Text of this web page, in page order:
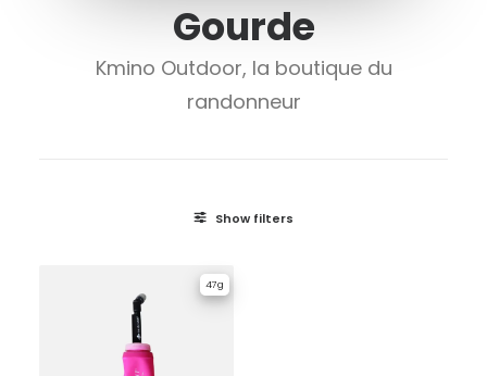
Gourde
Kmino Outdoor, la boutique du
randonneur
Show filters
47g